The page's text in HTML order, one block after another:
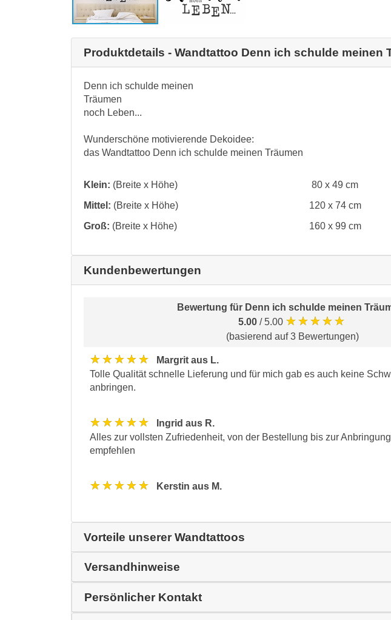
Produktdetails - Wandtattoo Denn ich schulde meinen
Denn ich schulde meinen
Träumen
noch Leben...
Wunderschöne motivierende Dekoidee:
das Wandtattoo Denn ich schulde meinen Träumen
Klein: (Breite x Höhe)
80 x 49 cm
Mittel: (Breite x Höhe)
120 x 74 cm
Groß: (Breite x Höhe) 160 x 99 cm
Kundenbewertungen
Bewertung für Denn ich schulde meinen
5.00 / 5.00 ★★★★★
(basierend auf 3 Bewertungen)
★★★★★
Margrit aus L.
Tolle Qualität schnelle Lieferung und für mich gab es auch keine
anbringen.
★★★★★
Ingrid aus R.
Alles zur vollsten Zufriedenheit, von der Bestellung bis zur
empfehlen
★★★★★ Kerstin aus M.
Vorteile unserer Wandtattoos
Versandhinweise
Persönlicher Kontakt